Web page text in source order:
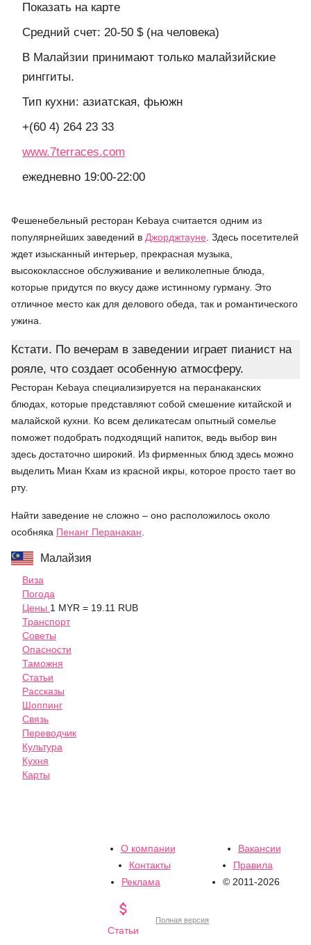
Показать на карте
Средний счет: 20-50 $ (на человека)
В Малайзии принимают только малайзийские
ринггиты.
Тип кухни: азиатская, фьюжн
+(60 4) 264 23 33
www.7terraces.com
ежедневно 19:00-22:00
Фешенебельный ресторан Kebaya считается одним из
популярнейших заведений в Джорджтауне. Здесь посетителей
ждет изысканный интерьер, прекрасная музыка,
высококлассное обслуживание и великолепные блюда,
которые придутся по вкусу даже истинному гурману. Это
отличное место как для делового обеда, так и романтического
ужина.
Кстати. По вечерам в заведении играет пианист на
рояле, что создает особенную атмосферу.
Ресторан Kebaya специализируется на перанаканских
блюдах, которые представляют собой смешение китайской и
малайской кухни. Ко всем деликатесам опытный сомелье
поможет подобрать подходящий напиток, ведь выбор вин
здесь достаточно широкий. Из фирменных блюд здесь можно
выделить Миан Кхам из красной икры, которое просто тает во
рту.
Найти заведение не сложно – оно расположилось около
особняка Пенанг Перанакан.
Малайзия
Виза
Погода
Цены 1 MYR = 19.11 RUB
Транспорт
Советы
Опасности
Таможня
Статьи
Рассказы
Шоппинг
Связь
Переводчик
Культура
Кухня
Карты
О компании
Вакансии
Контакты
Правила
Реклама
© 2011-2026

Статьи
Полная версия